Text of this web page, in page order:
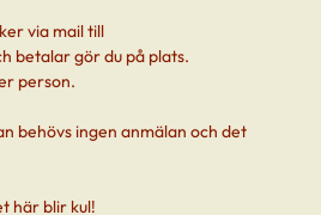
via mail till
betalar gör du på plats.
person.
behövs ingen anmälan och det
här blir kul!